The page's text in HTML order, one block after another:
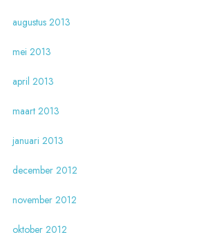
augustus 2013
mei 2013
april 2013
maart 2013
januari 2013
december 2012
november 2012
oktober 2012